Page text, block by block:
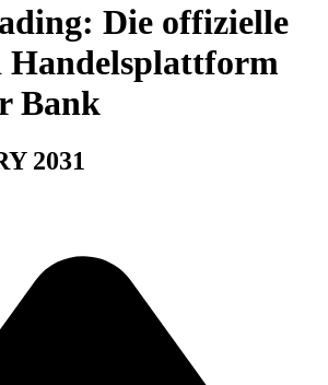
Die offizielle
Bank
2031